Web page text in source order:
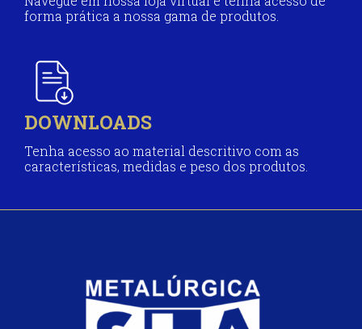
forma prática a nossa gama de produtos.
DOWNLOADS
Tenha acesso ao material descritivo com as
características, medidas e peso dos produtos.